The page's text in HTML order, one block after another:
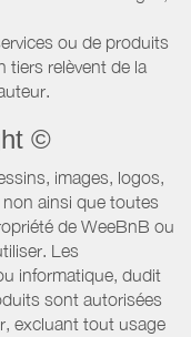
ou de produits
tiers relèvent de la
©
images, logos,
ainsi que toutes
de WeeBnB ou
Les
informatique, dudit
sont autorisées
excluant tout usage